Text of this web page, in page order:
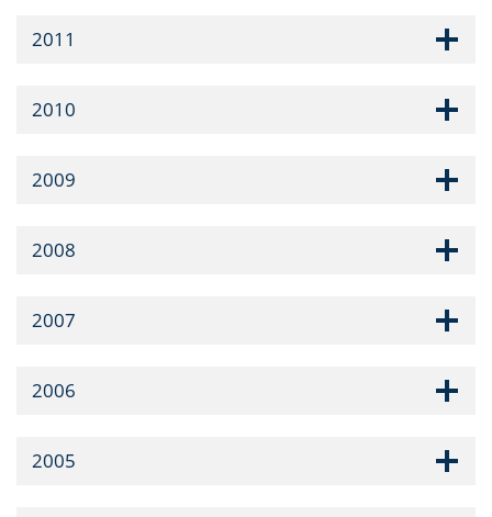
2011
2010
2009
2008
2007
2006
2005